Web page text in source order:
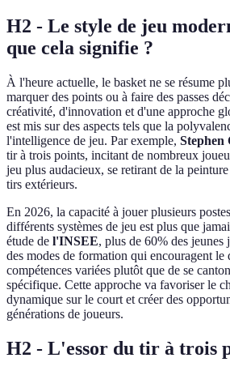
H2 - Le style de jeu
que cela signifie ?
À l'heure actuelle, le basket ne se résume
marquer des points ou à faire des passes
créativité, d'innovation et d'une approche
est mis sur des aspects tels que la
l'intelligence de jeu. Par exemple,
tir à trois points, incitant de nombreux
jeu plus audacieux, se retirant de la
tirs extérieurs.
En 2026, la capacité à jouer plusieurs
différents systèmes de jeu est plus que
étude de l'INSEE, plus de 60% des jeunes
des modes de formation qui encouragent le
compétences variées plutôt que de se
spécifique. Cette approche va favoriser le
dynamique sur le court et créer des
générations de joueurs.
H2 - L'essor du tir à trois